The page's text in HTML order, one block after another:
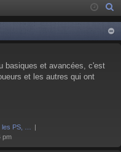
ne
xi
on
cri
pti
on
basiques et avancées, c'est
et les autres qui ont
PS, …
pm